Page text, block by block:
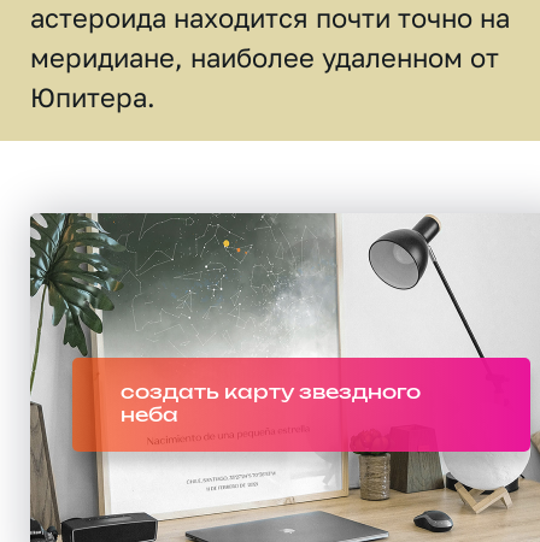
астероида находится почти точно на
меридиане, наиболее удаленном от
Юпитера.
создать карту звездного
неба